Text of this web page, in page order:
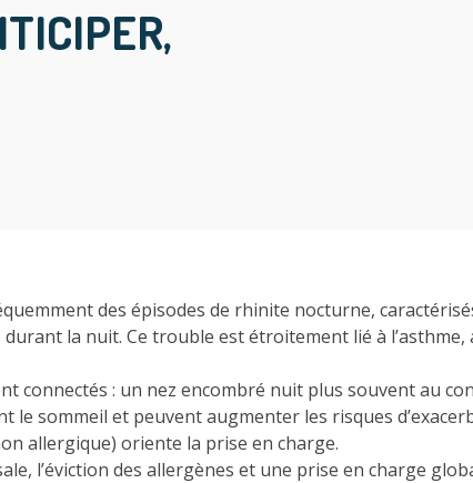
des épisodes de rhinite nocturne,
la nuit. Ce trouble est étroitement lié à
connectés : un nez encombré nuit plus souvent au
sommeil et peuvent augmenter les risques
allergique) oriente la prise en charge.
l’éviction des allergènes et une prise en charge